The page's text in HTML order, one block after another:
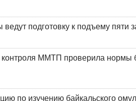
ведут подготовку к подъему пяти
ММТП проверила нормы
по изучению байкальского